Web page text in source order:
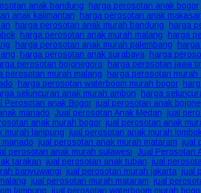
anak bandung, harga perosotan anak bogor,
anak kalimantan, harga perosotan anak makasar
, harga perosotan anak murah bandung, harga
, harga perosotan anak murah malang, harga
, harga perosotan anak murah palembang,
, harga perosotan anak surabaya, harga
perosotan bojonegoro, harga perosotan jawa
perosotan murah malang, harga perosotan murah
, harga perosotan waterboom murah bogor,
seluncuran anak murah ambon, harga
Perosotan anak Bogor, jual perosotan anak
manado, Jual perosotan Anak Medan, jual
anak murah bogor, jual perosotan anak
murah lampung, jual perosotan anak murah
, jual perosotan anak murah mataram, jual
perosotan anak murah sulawesi, Jual Perosotan
tarakan, jual perosotan anak tuban, jual
banyuwangi, jual perosotan murah jakarta, jual
, jual perosotan murah mataram, jual
lampung, jual perosotan waterboom murah